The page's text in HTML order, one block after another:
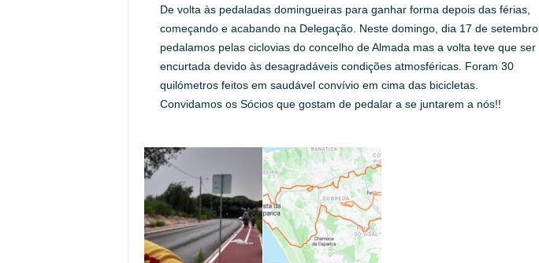
De volta às pedaladas domingueiras para ganhar forma depois das férias,
começando e acabando na Delegação. Neste domingo, dia 17 de setembro,
pedalamos pelas ciclovias do concelho de Almada mas a volta teve que ser
encurtada devido às desagradáveis condições atmosféricas. Foram 30
quilómetros feitos em saudável convívio em cima das bicicletas.
Convidamos os Sócios que gostam de pedalar a se juntarem a nós!!